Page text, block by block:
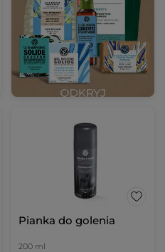
Pianka do golenia
200 ml